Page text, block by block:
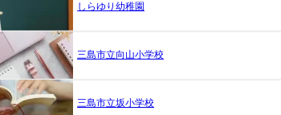
しらゆり幼稚園
三島市立向山小学校
三島市立坂小学校